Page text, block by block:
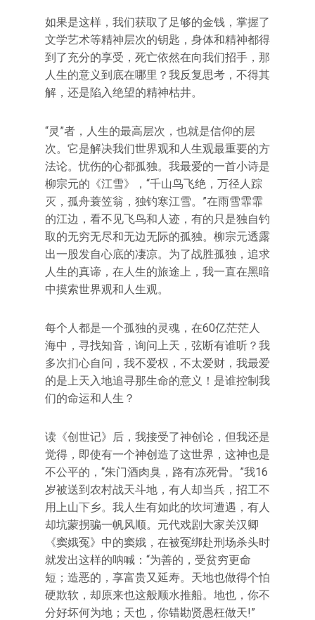
如果是这样，我们获取了足够的金钱，掌握了
文学艺术等精神层次的钥匙，身体和精神都得
到了充分的享受，死亡依然在向我们招手，那
人生的意义到底在哪里？我反复思考，不得其
解，还是陷入绝望的精神枯井。
“灵”者，人生的最高层次，也就是信仰的层
次。它是解决我们世界观和人生观最重要的方
法论。忧伤的心都孤独。我最爱的一首小诗是
柳宗元的《江雪》，“千山鸟飞绝，万径人踪
灭，孤舟蓑笠翁，独钓寒江雪。”在雨雪霏霏
的江边，看不见飞鸟和人迹，有的只是独自钓
取的无穷无尽和无边无际的孤独。柳宗元透露
出一股发自心底的凄凉。为了战胜孤独，追求
人生的真谛，在人生的旅途上，我一直在黑暗
中摸索世界观和人生观。
每个人都是一个孤独的灵魂，在60亿茫茫人
海中，寻找知音，询问上天，弦断有谁听？我
多次扪心自问，我不爱权，不太爱财，我最爱
的是上天入地追寻那生命的意义！是谁控制我
们的命运和人生？
读《创世记》后，我接受了神创论，但我还是
觉得，即使有一个神创造了这世界，这神也是
不公平的，“朱门酒肉臭，路有冻死骨。”我16
岁被送到农村战天斗地，有人却当兵，招工不
用上山下乡。我人生有如此的坎坷遭遇，有人
却坑蒙拐骗一帆风顺。元代戏剧大家关汉卿
《窦娥冤》中的窦娥，在被冤绑赴刑场杀头时
就发出这样的呐喊：“为善的，受贫穷更命
短；造恶的，享富贵又延寿。天地也做得个怕
硬欺软，却原来也这般顺水推船。地也，你不
分好坏何为地；天也，你错勘贤愚枉做天!”